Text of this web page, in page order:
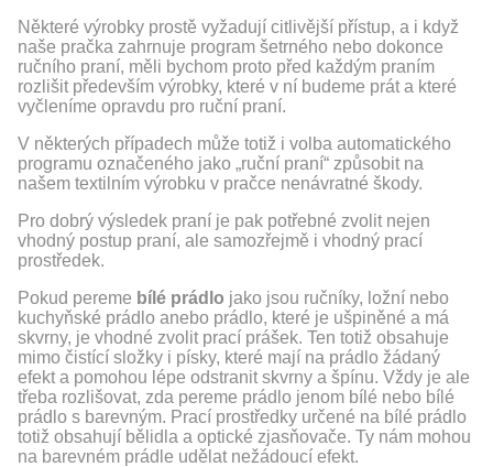
Některé výrobky prostě vyžadují citlivější přístup, a i když
naše pračka zahrnuje program šetrného nebo dokonce
ručního praní, měli bychom proto před každým praním
rozlišit především výrobky, které v ní budeme prát a které
vyčleníme opravdu pro ruční praní.
V některých případech může totiž i volba automatického
programu označeného jako „ruční praní“ způsobit na
našem textilním výrobku v pračce nenávratné škody.
Pro dobrý výsledek praní je pak potřebné zvolit nejen
vhodný postup praní, ale samozřejmě i vhodný prací
prostředek.
Pokud pereme bílé prádlo jako jsou ručníky, ložní nebo
kuchyňské prádlo anebo prádlo, které je ušpiněné a má
skvrny, je vhodné zvolit prací prášek. Ten totiž obsahuje
mimo čistící složky i písky, které mají na prádlo žádaný
efekt a pomohou lépe odstranit skvrny a špínu. Vždy je ale
třeba rozlišovat, zda pereme prádlo jenom bílé nebo bílé
prádlo s barevným. Prací prostředky určené na bílé prádlo
totiž obsahují bělidla a optické zjasňovače. Ty nám mohou
na barevném prádle udělat nežádoucí efekt.